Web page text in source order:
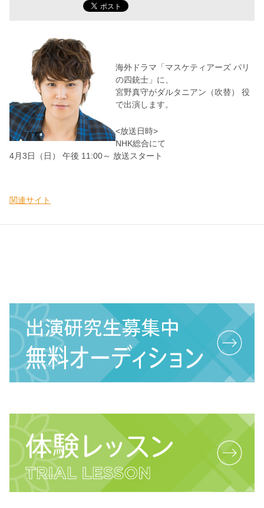
海外ドラマ「マスケティアーズ パリ
の四銃士」に、
宮野真守がダルタニアン（吹替） 役
で出演します。
<放送日時>
NHK総合にて
4月3日（日） 午後 11:00～ 放送スタート
関連サイト